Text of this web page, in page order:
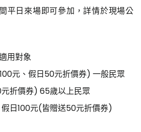
平日來場即可參加，詳情於現場公
用對象
元、假日50元折價券) 一般民眾
折價券) 65歲以上民眾
日100元(皆贈送50元折價券)